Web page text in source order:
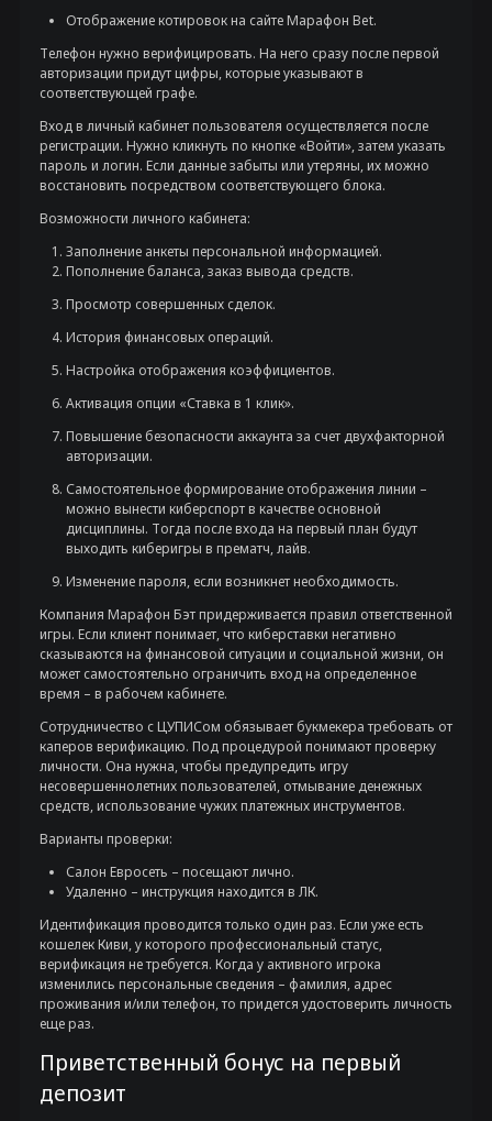
Отображение котировок на сайте Марафон Bet.
Телефон нужно верифицировать. На него сразу после первой
авторизации придут цифры, которые указывают в
соответствующей графе.
Вход в личный кабинет пользователя осуществляется после
регистрации. Нужно кликнуть по кнопке «Войти», затем указать
пароль и логин. Если данные забыты или утеряны, их можно
восстановить посредством соответствующего блока.
Возможности личного кабинета:
Заполнение анкеты персональной информацией.
Пополнение баланса, заказ вывода средств.
Просмотр совершенных сделок.
История финансовых операций.
Настройка отображения коэффициентов.
Активация опции «Ставка в 1 клик».
Повышение безопасности аккаунта за счет двухфакторной
авторизации.
Самостоятельное формирование отображения линии –
можно вынести киберспорт в качестве основной
дисциплины. Тогда после входа на первый план будут
выходить киберигры в прематч, лайв.
Изменение пароля, если возникнет необходимость.
Компания Марафон Бэт придерживается правил ответственной
игры. Если клиент понимает, что киберставки негативно
сказываются на финансовой ситуации и социальной жизни, он
может самостоятельно ограничить вход на определенное
время – в рабочем кабинете.
Сотрудничество с ЦУПИСом обязывает букмекера требовать от
каперов верификацию. Под процедурой понимают проверку
личности. Она нужна, чтобы предупредить игру
несовершеннолетних пользователей, отмывание денежных
средств, использование чужих платежных инструментов.
Варианты проверки:
Салон Евросеть – посещают лично.
Удаленно – инструкция находится в ЛК.
Идентификация проводится только один раз. Если уже есть
кошелек Киви, у которого профессиональный статус,
верификация не требуется. Когда у активного игрока
изменились персональные сведения – фамилия, адрес
проживания и/или телефон, то придется удостоверить личность
еще раз.
Приветственный бонус на первый
депозит